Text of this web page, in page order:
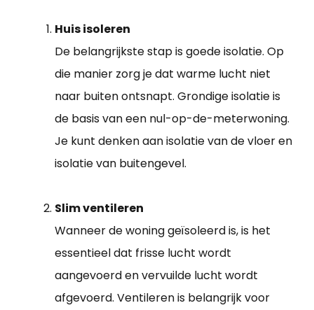
Huis isoleren
De belangrijkste stap is goede isolatie. Op
die manier zorg je dat warme lucht niet
naar buiten ontsnapt. Grondige isolatie is
de basis van een nul-op-de-meterwoning.
Je kunt denken aan isolatie van de vloer en
isolatie van buitengevel.
Slim ventileren
Wanneer de woning geïsoleerd is, is het
essentieel dat frisse lucht wordt
aangevoerd en vervuilde lucht wordt
afgevoerd. Ventileren is belangrijk voor